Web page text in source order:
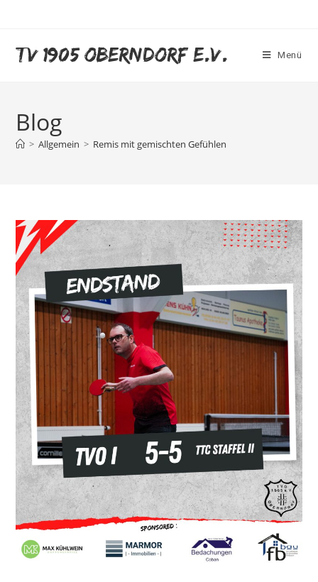
TV 1905 Oberndorf e.V. Menü
Blog
> Allgemein > Remis mit gemischten Gefühlen